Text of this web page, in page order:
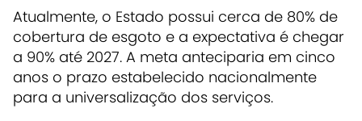
Atualmente, o Estado possui cerca de 80% de
cobertura de esgoto e a expectativa é chegar
a 90% até 2027. A meta anteciparia em cinco
anos o prazo estabelecido nacionalmente
para a universalização dos serviços.